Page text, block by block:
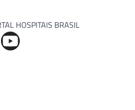
HOSPITAIS BRASIL